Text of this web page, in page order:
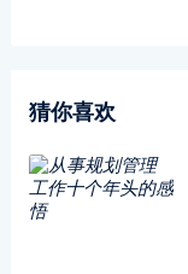
猜你喜欢